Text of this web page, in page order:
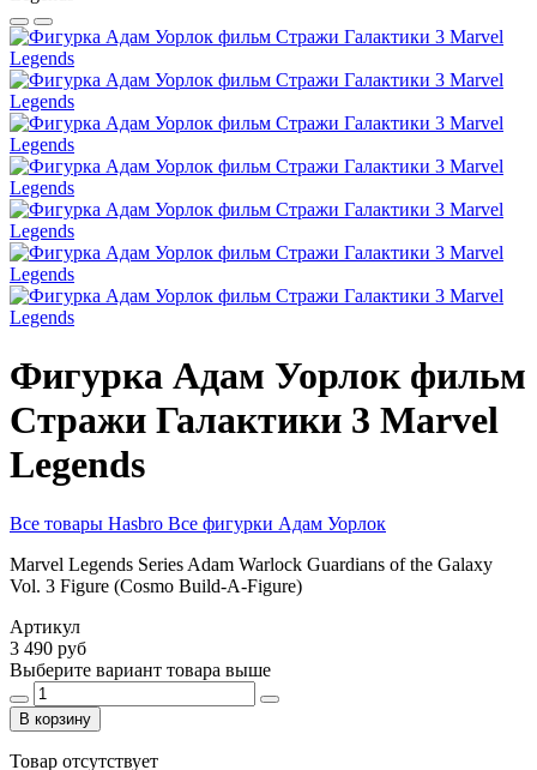
Фигурка Адам Уорлок фильм
Стражи Галактики 3 Marvel
Legends
Все товары Hasbro Все фигурки Адам Уорлок
Marvel Legends Series Adam Warlock Guardians of the Galaxy
Vol. 3 Figure (Cosmo Build-A-Figure)
Артикул
3 490 руб
Выберите вариант товара выше
В корзину
Товар отсутствует